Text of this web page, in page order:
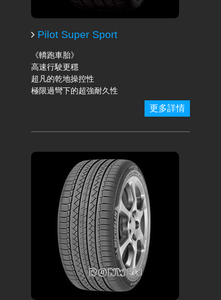
Pilot Super Sport
《轎跑車胎》
高速行駛更穩
超凡的乾地操控性
極限過彎下的超強耐久性
更多詳情